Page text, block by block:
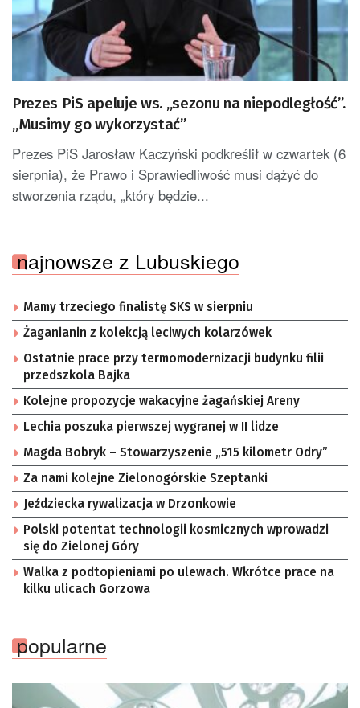
Prezes PiS apeluje ws. „sezonu na niepodległość”.
„Musimy go wykorzystać”
Prezes PiS Jarosław Kaczyński podkreślił w czwartek (6
sierpnia), że Prawo i Sprawiedliwość musi dążyć do
stworzenia rządu, „który będzie...
najnowsze z Lubuskiego
Mamy trzeciego finalistę SKS w sierpniu
Żaganianin z kolekcją leciwych kolarzówek
Ostatnie prace przy termomodernizacji budynku filii
przedszkola Bajka
Kolejne propozycje wakacyjne żagańskiej Areny
Lechia poszuka pierwszej wygranej w II lidze
Magda Bobryk – Stowarzyszenie „515 kilometr Odry”
Za nami kolejne Zielonogórskie Szeptanki
Jeździecka rywalizacja w Drzonkowie
Polski potentat technologii kosmicznych wprowadzi
się do Zielonej Góry
Walka z podtopieniami po ulewach. Wkrótce prace na
kilku ulicach Gorzowa
popularne